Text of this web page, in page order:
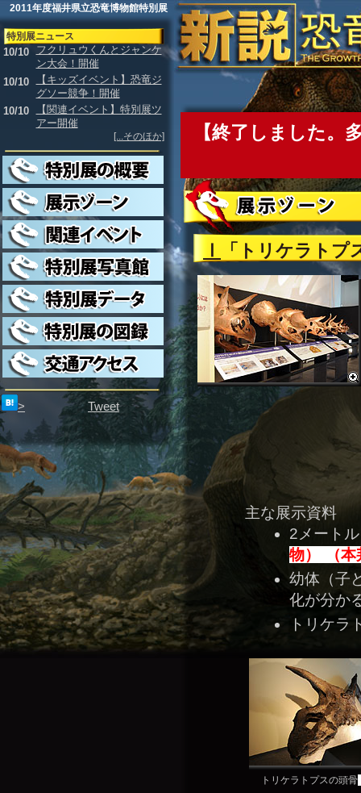
2011年度福井県立恐竜博物館特別展
【終了しました。
Ⅰ 「トリケラトプ
主な展示資料
2メート
物）
（
幼体（子
化が分か
トリケラ
トリケラトプスの頭骨
特別展ニュース
10/10
フクリュウくんとジャンケ
ン大会！開催
10/10
【キッズイベント】恐竜ジ
グソー競争！開催
10/10
【関連イベント】特別展ツ
アー開催
[...そのほか]
> Tweet